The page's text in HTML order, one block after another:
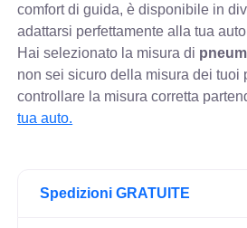
comfort di guida, è disponibile in
adattarsi perfettamente alla tua
Hai selezionato la misura di
non sei sicuro della misura dei tuoi
controllare la misura corretta
tua auto.
Spedizioni GRATUITE